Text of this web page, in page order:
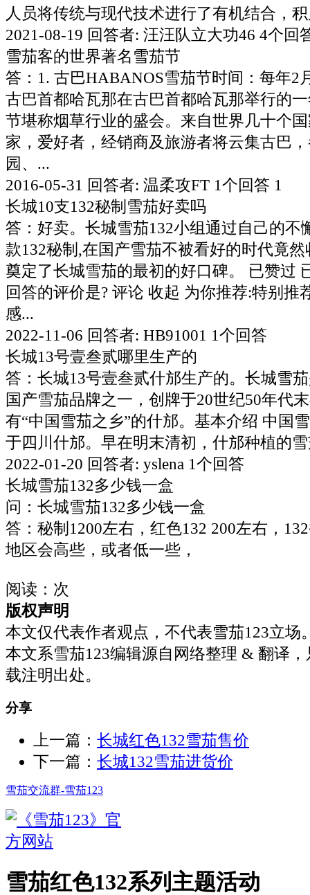
人员将传统与现代技术进行了有机结合，
2021-08-19 回答者: 汪汪队立大功46 4个回
雪茄客的世界著名雪茄节
答：1. 古巴HABANOS雪茄节时间：每年2
古巴首都哈瓦那在古巴首都哈瓦那举行的
节堪称烟草行业的盛会。来自世界几十个
家，爱好者，经销商及旅游者将云集古巴
园、...
2016-05-31 回答者: 温柔攻FT 1个回答 1
长城10支132秘制雪茄好卖吗
答：好卖。长城雪茄132小组通过自己的不
款132秘制,在国产雪茄不被看好的时代竟
奠定了长城雪茄的最初的好口碑。 已赞过
回答的评价是? 评论 收起 为你推荐:特别推
感...
2022-11-06 回答者: HB91001 1个回答
长城13号壹叁贰哪里生产的
答：长城13号壹叁贰什邡生产的。长城雪
国产雪茄品牌之一，创牌于20世纪50年代
有“中国雪茄之乡”的什邡。基本介绍 中国
于四川什邡。早在明末清初，什邡种植的
2022-01-20 回答者: yslena 1个回答
长城雪茄132多少钱一盒
问：长城雪茄132多少钱一盒
答：秘制1200左右，红色132 200左右，
地区会高些，或者低一些，
阅读： 次
版权声明
本文仅代表作者观点，不代表雪茄123立场
本文系雪茄123编辑源自网络整理 & 翻译
载注明出处。
分享
上一篇： 长城红色132雪茄售价
下一篇： 长城132雪茄进货价
雪茄交流群-雪茄123
雪茄红色132系列主题活动